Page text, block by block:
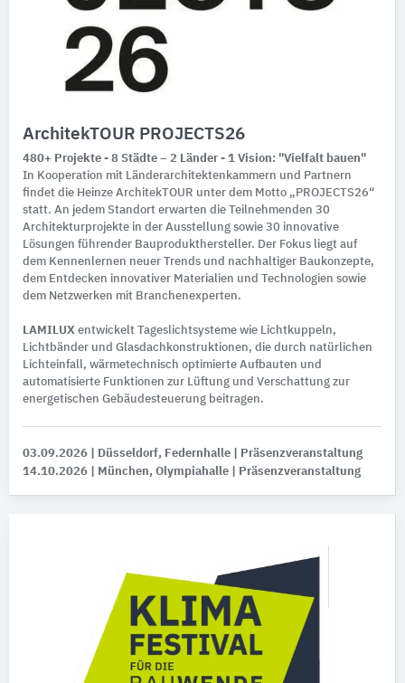
ArchitekTOUR PROJECTS26
480+ Projekte - 8 Städte – 2 Länder - 1 Vision: "Vielfalt bauen"
In Kooperation mit Länderarchitektenkammern und Partnern
findet die Heinze ArchitekTOUR unter dem Motto „PROJECTS26“
statt. An jedem Standort erwarten die Teilnehmenden 30
Architekturprojekte in der Ausstellung sowie 30 innovative
Lösungen führender Bauprodukthersteller. Der Fokus liegt auf
dem Kennenlernen neuer Trends und nachhaltiger Baukonzepte,
dem Entdecken innovativer Materialien und Technologien sowie
dem Netzwerken mit Branchenexperten.
LAMILUX entwickelt Tageslichtsysteme wie Lichtkuppeln,
Lichtbänder und Glasdachkonstruktionen, die durch natürlichen
Lichteinfall, wärmetechnisch optimierte Aufbauten und
automatisierte Funktionen zur Lüftung und Verschattung zur
energetischen Gebäudesteuerung beitragen.
03.09.2026 | Düsseldorf, Federnhalle
| Präsenzveranstaltung
14.10.2026
| München, Olympiahalle | Präsenzveranstaltung